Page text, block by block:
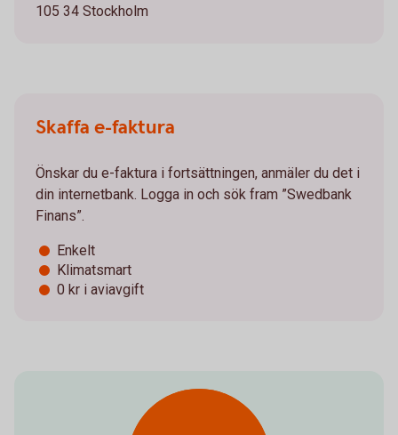
105 34 Stockholm
Skaffa e-faktura
Önskar du e-faktura i fortsättningen, anmäler du det i
din internetbank. Logga in och sök fram ”Swedbank
Finans”.
Enkelt
Klimatsmart
0 kr i aviavgift